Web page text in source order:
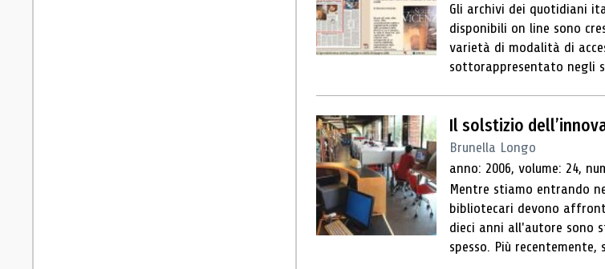
Gli archivi dei quotidiani
disponibili on line sono
varietà di modalità di
sottorappresentato negli
Il solstizio
Brunella Longo
anno: 2006, volume: 24,
Mentre stiamo entrando
bibliotecari devono
dieci anni all'autore sono
spesso. Più